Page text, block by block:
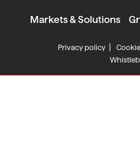
Markets & Solutions
Privacy policy